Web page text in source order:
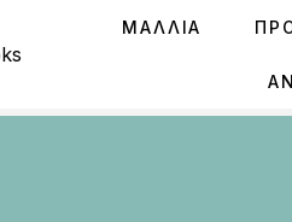
ΜΑΛΛΙΑ